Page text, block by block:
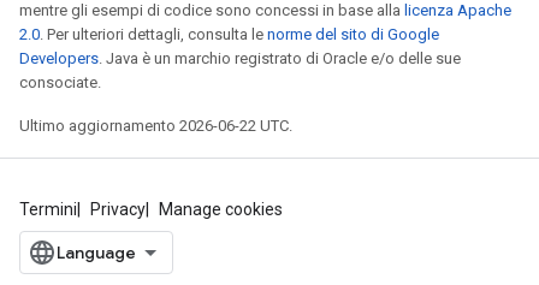
mentre gli esempi di codice sono concessi in base alla licenza Apache
2.0. Per ulteriori dettagli, consulta le norme del sito di Google
Developers. Java è un marchio registrato di Oracle e/o delle sue
consociate.
Ultimo aggiornamento 2026-06-22 UTC.
Termini Privacy Manage cookies